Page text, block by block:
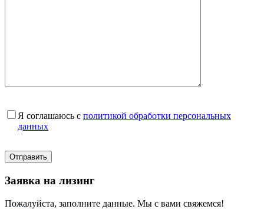
Я соглашаюсь с политикой обработки персональных
данных
Заявка на лизинг
Пожалуйста, заполните данные. Мы с вами свяжемся!